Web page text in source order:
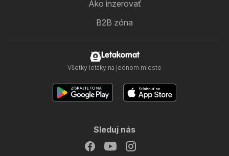
Ako inzerovať
B2B zóna
Letakomat
Všetky letáky na jednom mieste
Sleduj nás